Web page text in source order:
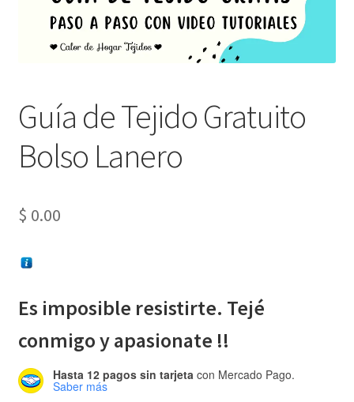
Guía de Tejido Gratuito
Bolso Lanero
$ 0.00
Es imposible resistirte. Tejé
conmigo y apasionate !!
Hasta 12 pagos sin tarjeta con Mercado Pago.
Saber más